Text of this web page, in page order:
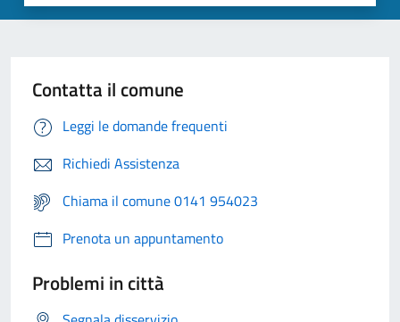
Contatta il comune
Leggi le domande frequenti
Richiedi Assistenza
Chiama il comune 0141 954023
Prenota un appuntamento
Problemi in città